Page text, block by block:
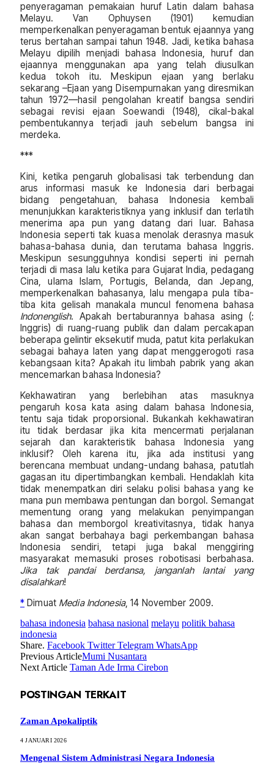
penyeragaman pemakaian huruf Latin dalam bahasa
Melayu. Van Ophuysen (1901) kemudian
memperkenalkan penyeragaman bentuk ejaannya yang
terus bertahan sampai tahun 1948. Jadi, ketika bahasa
Melayu dipilih menjadi bahasa Indonesia, huruf dan
ejaannya menggunakan apa yang telah diusulkan
kedua tokoh itu. Meskipun ejaan yang berlaku
sekarang –Ejaan yang Disempurnakan yang diresmikan
tahun 1972—hasil pengolahan kreatif bangsa sendiri
sebagai revisi ejaan Soewandi (1948), cikal-bakal
pembentukannya terjadi jauh sebelum bangsa ini
merdeka.
***
Kini, ketika pengaruh globalisasi tak terbendung dan
arus informasi masuk ke Indonesia dari berbagai
bidang pengetahuan, bahasa Indonesia kembali
menunjukkan karakteristiknya yang inklusif dan terlatih
menerima apa pun yang datang dari luar. Bahasa
Indonesia seperti tak kuasa menolak derasnya masuk
bahasa-bahasa dunia, dan terutama bahasa Inggris.
Meskipun sesungguhnya kondisi seperti ini pernah
terjadi di masa lalu ketika para Gujarat India, pedagang
Cina, ulama Islam, Portugis, Belanda, dan Jepang,
memperkenalkan bahasanya, lalu mengapa pula tiba-
tiba kita gelisah manakala muncul fenomena bahasa
Indonenglish. Apakah bertaburannya bahasa asing (:
Inggris) di ruang-ruang publik dan dalam percakapan
beberapa gelintir eksekutif muda, patut kita perlakukan
sebagai bahaya laten yang dapat menggerogoti rasa
kebangsaan kita? Apakah itu limbah pabrik yang akan
mencemarkan bahasa Indonesia?
Kekhawatiran yang berlebihan atas masuknya
pengaruh kosa kata asing dalam bahasa Indonesia,
tentu saja tidak proporsional. Bukankah kekhawatiran
itu tidak berdasar jika kita mencermati perjalanan
sejarah dan karakteristik bahasa Indonesia yang
inklusif? Oleh karena itu, jika ada institusi yang
berencana membuat undang-undang bahasa, patutlah
gagasan itu dipertimbangkan kembali. Hendaklah kita
tidak menempatkan diri selaku polisi bahasa yang ke
mana pun membawa pentungan dan borgol. Semangat
mementung orang yang melakukan penyimpangan
bahasa dan memborgol kreativitasnya, tidak hanya
akan sangat berbahaya bagi perkembangan bahasa
Indonesia sendiri, tetapi juga bakal menggiring
masyarakat memasuki proses robotisasi berbahasa.
Jika tak pandai berdansa, janganlah lantai yang
disalahkan!
* Dimuat Media Indonesia, 14 November 2009.
bahasa indonesia bahasa nasional melayu politik bahasa
indonesia
Share. Facebook Twitter Telegram WhatsApp
Previous ArticleMumi Nusantara
Next Article Taman Ade Irma Cirebon
POSTINGAN TERKAIT
Zaman Apokaliptik
4 JANUARI 2026
Mengenal Sistem Administrasi Negara Indonesia